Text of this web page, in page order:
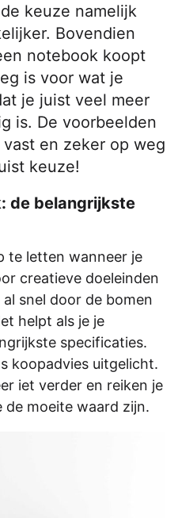
keuze namelijk
Bovendien
notebook koopt
is voor wat je
je juist veel meer
is. De voorbeelden
en zeker op weg
keuze!
de belangrijkste
te letten wanneer je
creatieve doeleinden
snel door de bomen
helpt als je je
specificaties.
koopadvies uitgelicht.
iet verder en reiken je
moeite waard zijn.